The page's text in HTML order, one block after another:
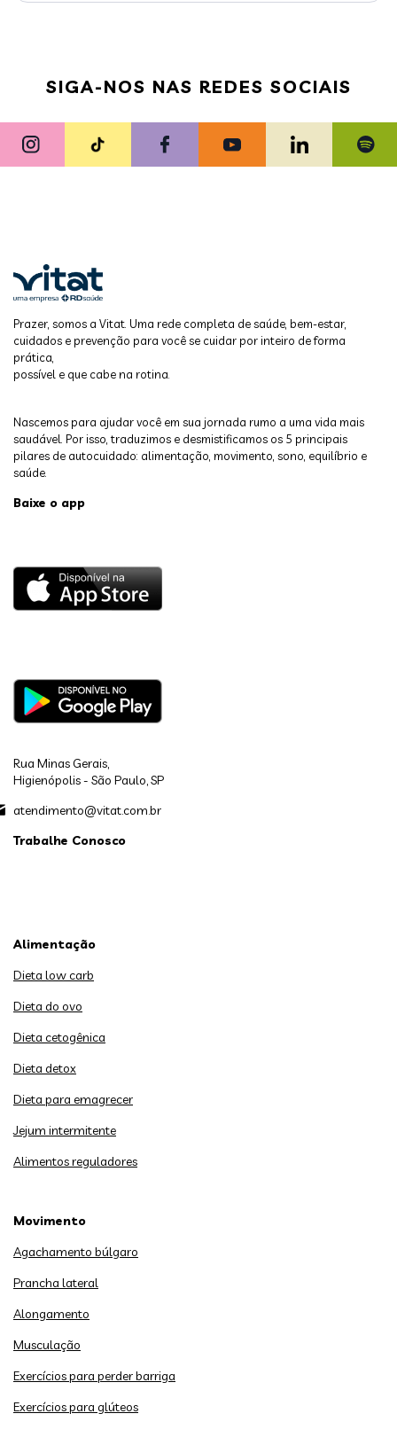
SIGA-NOS NAS REDES SOCIAIS
Prazer, somos a Vitat. Uma rede completa de saúde, bem-estar,
cuidados e prevenção para você se cuidar por inteiro de forma
prática,
possível e que cabe na rotina.
Nascemos para ajudar você em sua jornada rumo a uma vida mais
saudável. Por isso, traduzimos e desmistificamos os 5 principais
pilares de autocuidado: alimentação, movimento, sono, equilíbrio e
saúde.
Baixe o app
Rua Minas Gerais,
Higienópolis - São Paulo, SP
atendimento@vitat.com.br
Trabalhe Conosco
Alimentação
Dieta low carb
Dieta do ovo
Dieta cetogênica
Dieta detox
Dieta para emagrecer
Jejum intermitente
Alimentos reguladores
Movimento
Agachamento búlgaro
Prancha lateral
Alongamento
Musculação
Exercícios para perder barriga
Exercícios para glúteos